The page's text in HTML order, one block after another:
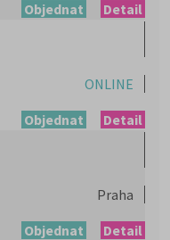
Detail
Objednat
ONLINE
Detail
Objednat
Praha
Detail
Objednat